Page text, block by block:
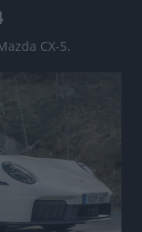
CX-5.